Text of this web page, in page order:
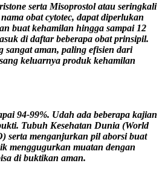
serta Misoprostol atau seringkali
obat cytotec, dapat diperlukan
buat kehamilan hingga sampai 12
di daftar beberapa obat prinsipil.
sangat aman, paling efisien dari
keluarnya produk kehamilan
94-99%. Udah ada beberapa kajian
Tubuh Kesehatan Dunia (World
serta menganjurkan pil aborsi buat
menggugurkan muatan dengan
di buktikan aman.